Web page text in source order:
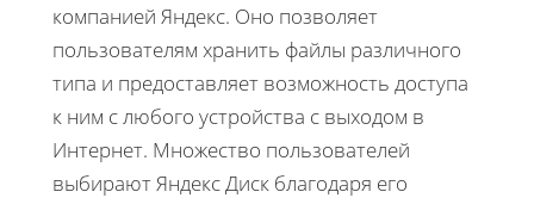
компанией Яндекс. Оно позволяет
пользователям хранить файлы различного
типа и предоставляет возможность доступа
к ним с любого устройства с выходом в
Интернет. Множество пользователей
выбирают Яндекс Диск благодаря его